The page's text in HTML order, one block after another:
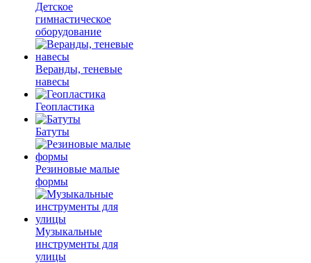
Детское
гимнастическое
оборудование
Веранды, теневые
навесы
Геопластика
Батуты
Резиновые малые
формы
Музыкальные
инструменты для
улицы